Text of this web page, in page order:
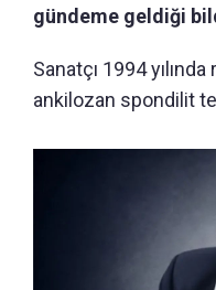
gündeme geldiği
Sanatçı 1994
ankilozan spondilit